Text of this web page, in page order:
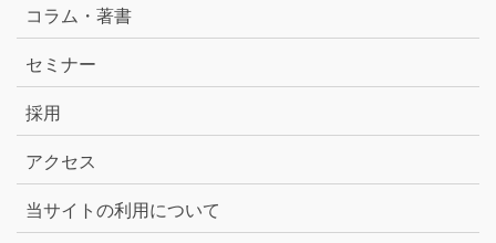
コラム・著書
セミナー
採用
アクセス
当サイトの利用について